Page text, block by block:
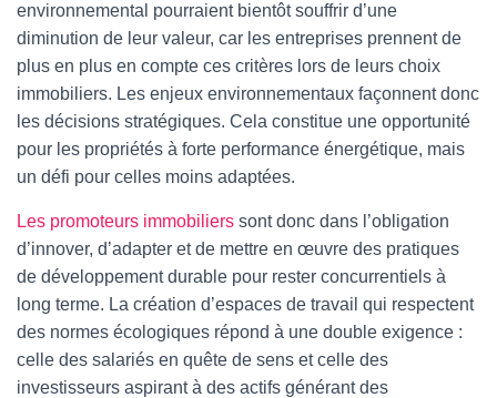
environnemental pourraient bientôt souffrir d’une
diminution de leur valeur, car les entreprises prennent de
plus en plus en compte ces critères lors de leurs choix
immobiliers. Les enjeux environnementaux façonnent donc
les décisions stratégiques. Cela constitue une opportunité
pour les propriétés à forte performance énergétique, mais
un défi pour celles moins adaptées.
Les promoteurs immobiliers sont donc dans l’obligation
d’innover, d’adapter et de mettre en œuvre des pratiques
de développement durable pour rester concurrentiels à
long terme. La création d’espaces de travail qui respectent
des normes écologiques répond à une double exigence :
celle des salariés en quête de sens et celle des
investisseurs aspirant à des actifs générant des